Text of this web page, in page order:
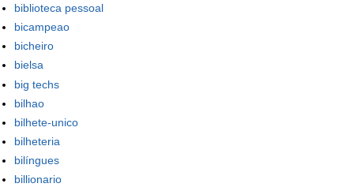
biblioteca pessoal
bicampeao
bicheiro
bielsa
big techs
bilhao
bilhete-unico
bilheteria
bilíngues
billionario